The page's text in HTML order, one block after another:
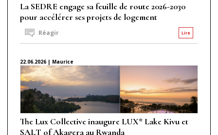
La SEDRE engage sa feuille de route 2026-2030
pour accélérer ses projets de logement
Lire
Réagir
22.06.2026 | Maurice
The Lux Collective inaugure LUX* Lake Kivu et
SALT of Akagera au Rwanda